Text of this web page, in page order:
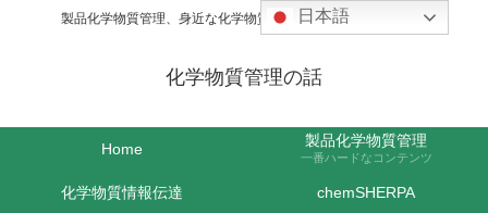
製品化学物質管理、身近な化学物質などの話題を取り上げます
化学物質管理の話
Home 製品化学物質管理
一番ハードなコンテンツ
化学物質情報伝達 chemSHERPA
日本語